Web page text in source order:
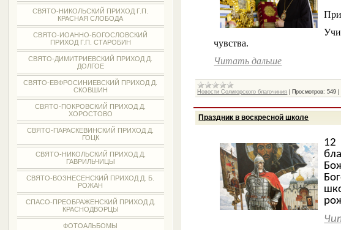
СВЯТО-НИКОЛЬСКИЙ ПРИХОД Г.П.
КРАСНАЯ СЛОБОДА
СВЯТО-ИОАННО-БОГОСЛОВСКИЙ
ПРИХОД Г.П. СТАРОБИН
СВЯТО-ДИМИТРИЕВСКИЙ ПРИХОД Д.
ДОЛГОЕ
СВЯТО-ЕВФРОСИНИЕВСКИЙ ПРИХОД Д.
СКОВШИН
СВЯТО-ПОКРОВСКИЙ ПРИХОД Д.
ХОРОСТОВО
СВЯТО-ПАРАСКЕВИНСКИЙ ПРИХОД Д.
ГОЦК
СВЯТО-НИКОЛЬСКИЙ ПРИХОД Д.
ГАВРИЛЬЧИЦЫ
СВЯТО-ВОЗНЕСЕНСКИЙ ПРИХОД Д. Б.
РОЖАН
СПАСО-ПРЕОБРАЖЕНСКИЙ ПРИХОД Д.
КРАСНОДВОРЦЫ
ФОТОАЛЬБОМЫ
чувства.
Читать дальше
Новости Солигорского благочиния Просмотров: 549 |
Праздник в воскресной школе
12